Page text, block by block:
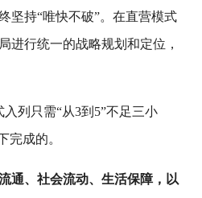
坚持“唯快不破”。在直营模式
进行统一的战略规划和定位，
列只需“从3到5”不足三小
完成的。
通、社会流动、生活保障，以